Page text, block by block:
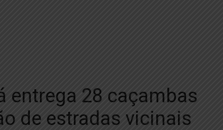
entrega 28 caçambas
de estradas vicinais